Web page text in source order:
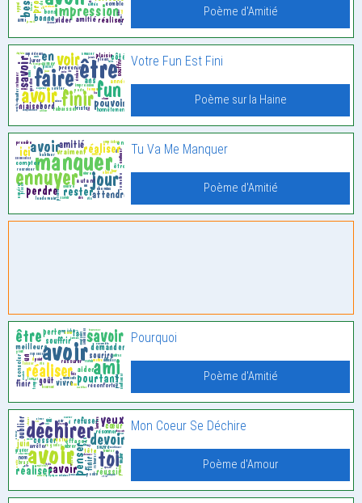
Poème d'Amitié
Votre Fun Est Fini
Poème sur la Haine
Tu Va Me Manquer
Poème d'Amitié
Pourquoi
Poème d'Amitié
Mon Coeur Se Déchire
Poème d'Amour